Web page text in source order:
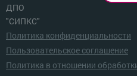
ДПО
"СИПКС"
Политика конфиденциальности
Пользовательское соглашение
Политика в отношении